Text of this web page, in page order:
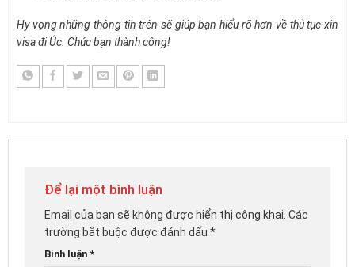
Hy vọng những thông tin trên sẽ giúp bạn hiểu rõ hơn về thủ tục xin
visa đi Úc. Chúc bạn thành công!
Để lại một bình luận
Email của bạn sẽ không được hiển thị công khai. Các
trường bắt buộc được đánh dấu *
Bình luận *